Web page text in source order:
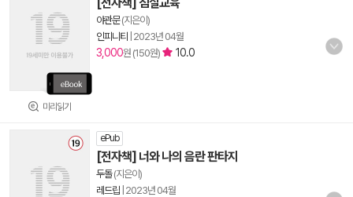
미리읽기
야관문(지은이)
인피니티
2023년 04월
3,000원 (150원) 10.0
ePub
[전자책] 너와 나의 음란 판타지
두돌(지은이)
레드립 2023년 04월